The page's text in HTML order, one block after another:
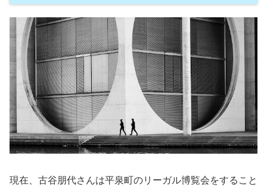
現在、古谷朋代さんは平泉町のリーガル博覧会をすること